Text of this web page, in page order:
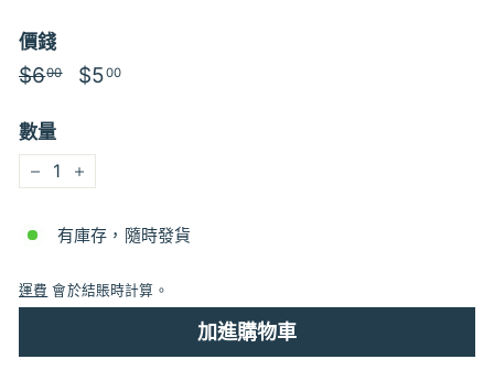
價錢
特
$600$6.00
特
$500
數量
− +
有庫存，隨時發貨
運費 會於結賬時計算。
加進購物車